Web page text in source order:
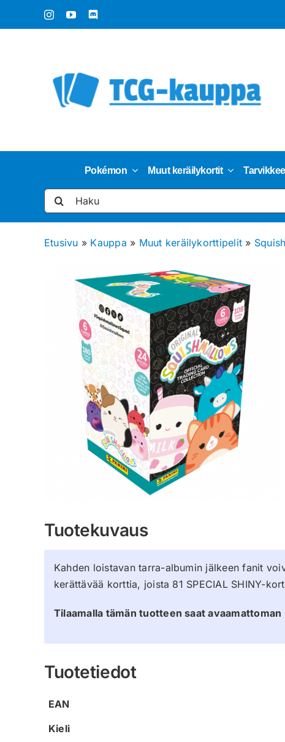
Pokémon Muut keräilykortit
Etsi
...
Etusivu » Kauppa » Muut keräilykorttipelit »
Tuotekuvaus
Kahden loistavan tarra-albumin jälkeen fanit
kerättävää korttia, joista 81 SPECIAL SHINY-
Tilaamalla tämän tuotteen saat
Tuotetiedot
EAN
Kieli